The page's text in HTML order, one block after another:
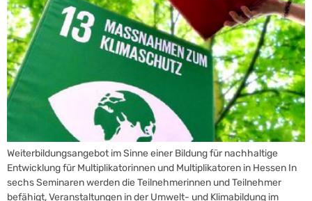
Weiterbildungsangebot im Sinne einer Bildung für nachhaltige
Entwicklung für Multiplikatorinnen und Multiplikatoren in Hessen In
sechs Seminaren werden die Teilnehmerinnen und Teilnehmer
befähigt, Veranstaltungen in der Umwelt- und Klimabildung im